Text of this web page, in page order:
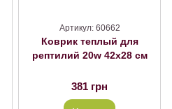
Артикул: 60662
Коврик теплый для
рептилий 20w 42х28 см
381 грн